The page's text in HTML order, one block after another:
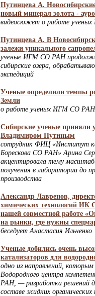
Путинцева А.
новый минерал золота -
видеосюжет о работе
Путинцева А. В
залежи уникального
ученые ИГМ СО РАН
сибирские озера,
экспедиций
Ученые определили темпы
Земли
о работе ученых ИГМ СО РАН
Сибирские ученые приняли
Владимиром Путиным
сотрудник ФИЦ «Институт
Борескова СО РАН» Арина
акцентировала тему
получения в лаборатории до
производства
Александр Лавренов,
химических технологий ИК
нашей совместной работе
на рынки, где нужны
беседует Анастасия Ильченко
Ученые добились очень
катализаторов для
одно из направлений,
Водородного центра
РАН, — разработка решений
составе жидких органических